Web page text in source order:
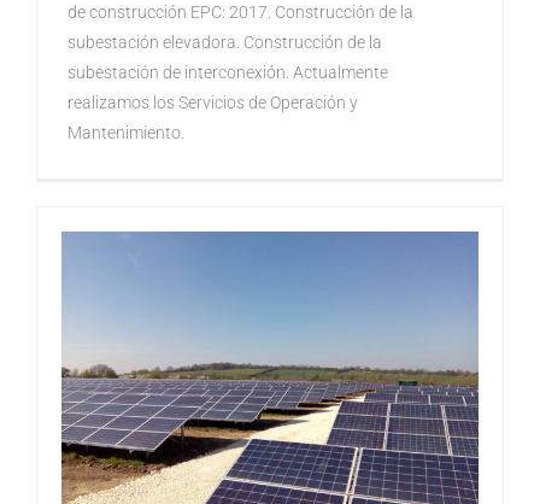
de construcción EPC: 2017. Construcción de la
subestación elevadora. Construcción de la
subestación de interconexión. Actualmente
realizamos los Servicios de Operación y
Mantenimiento.